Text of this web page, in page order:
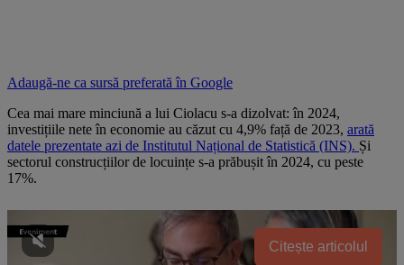
Adaugă-ne ca sursă preferată în Google
Cea mai mare minciună a lui Ciolacu s-a dizolvat: în 2024,
investițiile nete în economie au căzut cu 4,9% față de 2023, arată
datele prezentate azi de Institutul Național de Statistică (INS). Și
sectorul construcțiilor de locuințe s-a prăbușit în 2024, cu peste
17%.
Citește articolul